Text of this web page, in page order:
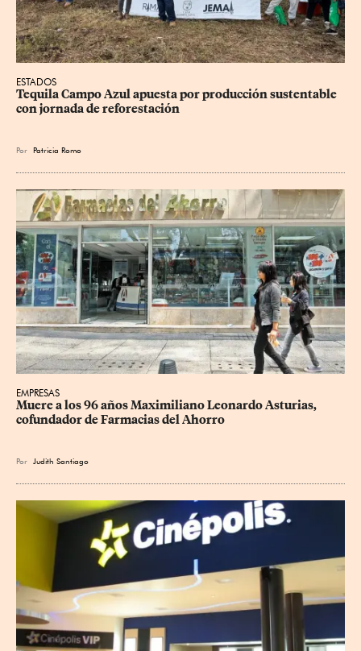
ESTADOS
Tequila Campo Azul apuesta por producción sustentable
con jornada de reforestación
Por Patricia Romo
EMPRESAS
Muere a los 96 años Maximiliano Leonardo Asturias,
cofundador de Farmacias del Ahorro
Por Judith Santiago